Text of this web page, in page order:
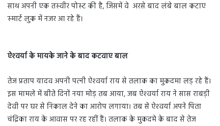
साथ अपनी एक तस्‍वीर पोस्‍ट की है, जिसमें वे अरसे बाद लंबे बाल कटाए
स्‍मार्ट लुक में नजर आ रहे हैं।
ऐश्‍वर्या के मायके जाने के बाद कटवाए बाल
तेज प्रताप यादव अपनी पत्‍नी ऐश्‍वर्या राय से तलाक का मुकदमा लड़ रहे हैं।
इस मामले में बीते दिनों नया मोड़ तब आया, जब ऐश्‍वर्या राय ने सास राबड़ी
देवी पर घर से निकाल देने का आरोप लगाया। तब से ऐश्‍वर्या अपने पिता
चंद्रिका राय के आवास पर रह रहीं हैं। तलाक के मुकदमे के बाद से तेज